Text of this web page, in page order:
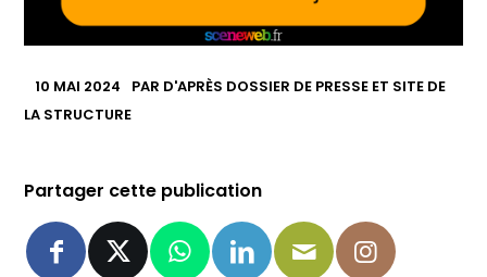
10 MAI 2024 PAR D'APRÈS DOSSIER DE PRESSE ET SITE DE
LA STRUCTURE
Partager cette publication